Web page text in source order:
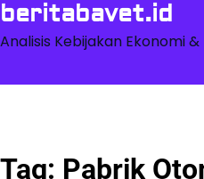
Skip
content
beritabavet.id
Analisis Kebijakan Ekonomi
Tag: Pabrik